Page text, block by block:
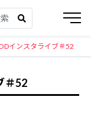
インスタライブ＃52
＃52